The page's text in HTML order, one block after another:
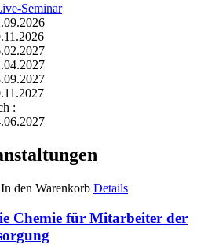
Seminar
:
In den Warenkorb Details
Chemie für Mitarbeiter der